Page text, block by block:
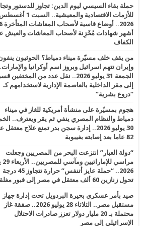
حملة بقاء السيسي ليوم الدين: تجاوز للدستور
للأزمات الاقتصادية والمعيشية.. السبت 1 أغسطس
2026.. أوضاع قاسية لأصحاب المعاشات المتأخرة 6
أشهر شهادات مُحْزِنة لأصحاب المعاشات والعيش
الكفاف
من يقف خلف مسيّرة ميناء دمياط؟ الحوثيون
وإيران تتهم اسرائيل وبروز اسم أوكرانيا
الجمعة 31 يوليو 2026.. نقل عدد من المختفين
إلى مقر الداخلية بالعاصمة الإدارية لاستخدامهم كـ
“دروع بشرية”
هجوم بمسيّرة على منشأة أمريكية للغاز في ميناء
دمياط والنظام المصري ينفي ثم يقر ويعترف..
30 يوليو 2026.. إدارة سجن بدر تمنع علاج
82 عاما بعد إصابته بغيبوبة
“دولة العبار” انتزعت البحر من المصريين وجعلت
2026.. “حملة عايز أتنفس” حرارة تتجاوز 45 درجة
تحول زنازين 60 ألف معتقل في مصر إلى قبور مغلقة
صيد بأمر عسكري بحيرة البردويل تحت إدارة جهاز
مستقبل مصر.. الثلاثاء 28 يوليو 2026.. صفقة غاز
محتملة بـ 20 مليار دولار تعزز صادرات الاحتلال
الإسرائيلي إلى مصر